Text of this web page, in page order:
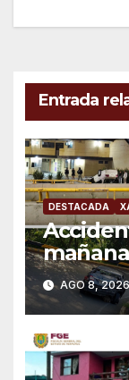
Entrada
DESTACADA
AGO 8, 2026